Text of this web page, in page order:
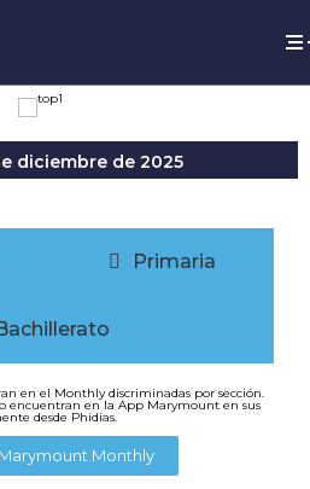
diciembre de 2025
Primaria
en el Monthly discriminadas por sección.
encuentran en la App Marymount en sus
desde Phidias.
Monthly